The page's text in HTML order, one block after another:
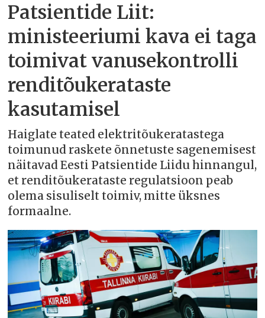
Patsientide Liit:
ministeeriumi kava ei taga
toimivat vanusekontrolli
renditõukerataste
kasutamisel
Haiglate teated elektritõukeratastega
toimunud raskete õnnetuste sagenemisest
näitavad Eesti Patsientide Liidu hinnangul,
et renditõukerataste regulatsioon peab
olema sisuliselt toimiv, mitte üksnes
formaalne.